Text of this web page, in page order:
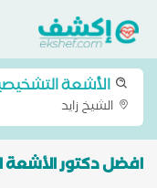
الأشعة
الشيخ زايد
افضل دكتور الأشعة